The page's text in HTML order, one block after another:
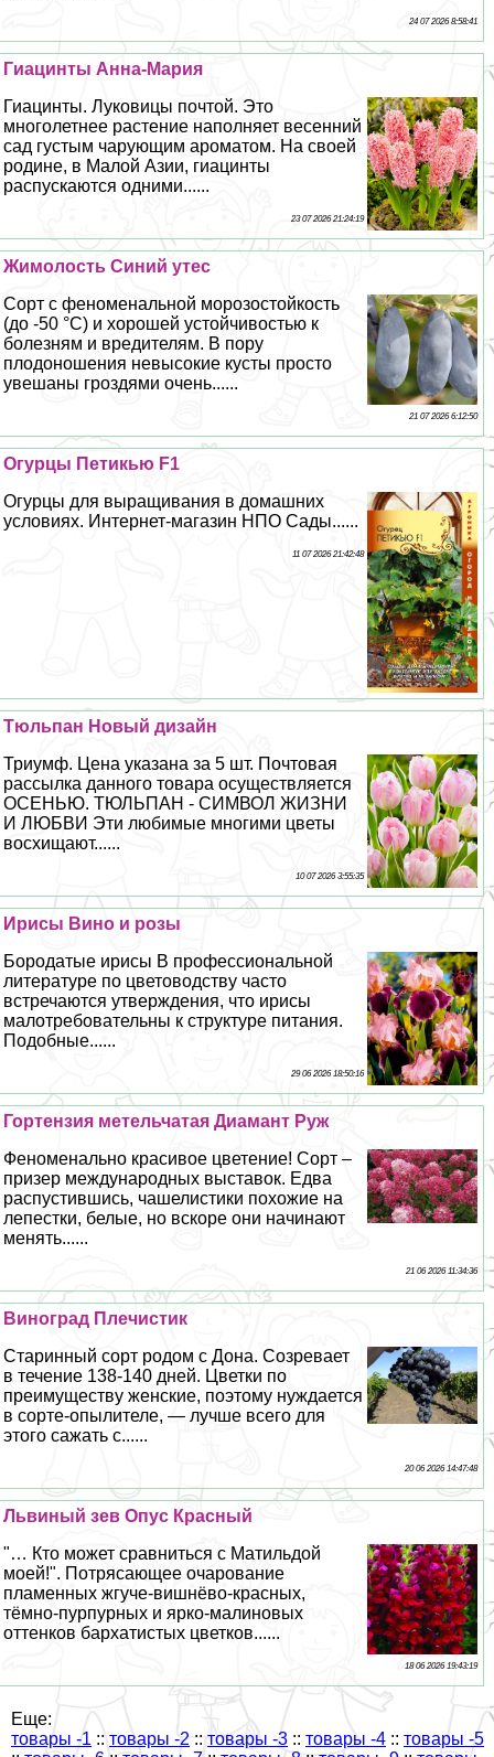
24 07 2026 8:58:41
Гиацинты Анна-Мария
Гиацинты. Луковицы почтой. Это
многолетнее растение наполняет весенний
сад густым чарующим ароматом. На своей
родине, в Малой Азии, гиацинты
распускаются одними......
23 07 2026 21:24:19
Жимолость Синий утес
Сорт с феноменальной морозостойкость
(до -50 °С) и хорошей устойчивостью к
болезням и вредителям. В пору
плодоношения невысокие кусты просто
увешаны гроздями очень......
21 07 2026 6:12:50
Огурцы Петикью F1
Огурцы для выращивания в домашних
условиях. Интернет-магазин НПО Сады......
11 07 2026 21:42:48
Тюльпан Новый дизайн
Триумф. Цена указана за 5 шт. Почтовая
рассылка данного товара осуществляется
ОСЕНЬЮ. ТЮЛЬПАН - СИМВОЛ ЖИЗНИ
И ЛЮБВИ Эти любимые многими цветы
восхищают......
10 07 2026 3:55:35
Ирисы Вино и розы
Бородатые ирисы В профессиональной
литературе по цветоводству часто
встречаются утверждения, что ирисы
малотребовательны к структуре питания.
Подобные......
29 06 2026 18:50:16
Гортензия метельчатая Диамант Руж
Феноменально красивое цветение! Сорт –
призер международных выставок. Едва
распустившись, чашелистики похожие на
лепестки, белые, но вскоре они начинают
менять......
21 06 2026 11:34:36
Виноград Плечистик
Старинный сорт родом с Дона. Созревает
в течение 138-140 дней. Цветки по
преимуществу женские, поэтому нуждается
в сорте-опылителе, — лучше всего для
этого сажать с......
20 06 2026 14:47:48
Львиный зев Опус Красный
"… Кто может сравниться с Матильдой
моей!". Потрясающее очарование
пламенных жгуче-вишнёво-красных,
тёмно-пурпурных и ярко-малиновых
оттенков бархатистых цветков......
18 06 2026 19:43:19
Еще:
товары -1 :: товары -2 ::товары -3 :: товары -4 :: товары -5